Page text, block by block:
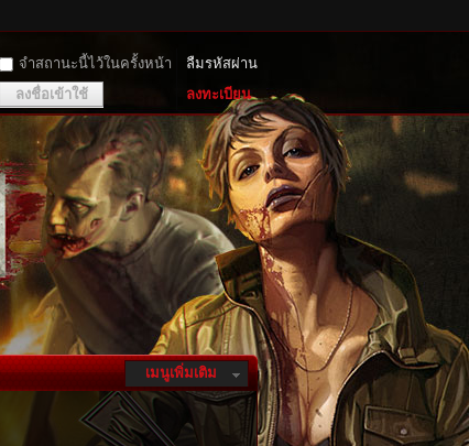
จำสถานะนี้ไว้ในครั้งหน้า
ลืมรหัสผ่าน
ลงชื่อเข้าใช้ ลงทะเบียน
เมนูเพิ่มเติม